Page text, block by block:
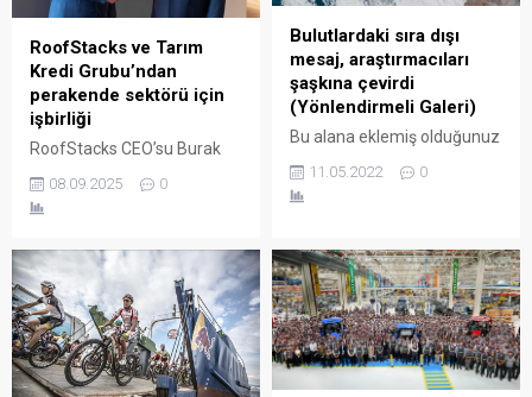
RoofStacks ve Tarım
Kredi Grubu’ndan
perakende sektörü için
işbirliği
RoofStacks CEO’su Burak
ile gerçekleştirdiğimiz
işbirliği, tüketiciyle marka
güçlendirerek ve verimliliği
artırarak, perakende
sektörüne yeni standart
getirecek.” dedi. Dijital
çözümler geliştiren teknoloji
şirketi RoofStacks,
08.09.2025 0
Bulutlardaki sıra dışı
mesaj, araştırmacıları
şaşkına çevirdi
(Yönlendirmeli Galeri)
Bu alana eklemiş olduğunuz
bilgisi ekleyebilirsiniz. Bu
metin yazı düzenleme
bölümünden eklenebilir.
Özet eklenmişse başlık
altında kalın olarak bu
şekilde gösterilir,
eklenmemişse bu alan boş
kalır.
11.05.2022 0